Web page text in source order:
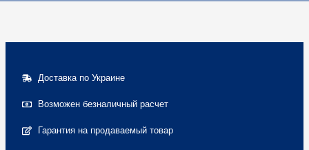
Доставка по Украине
Возможен безналичный расчет
Гарантия на продаваемый товар